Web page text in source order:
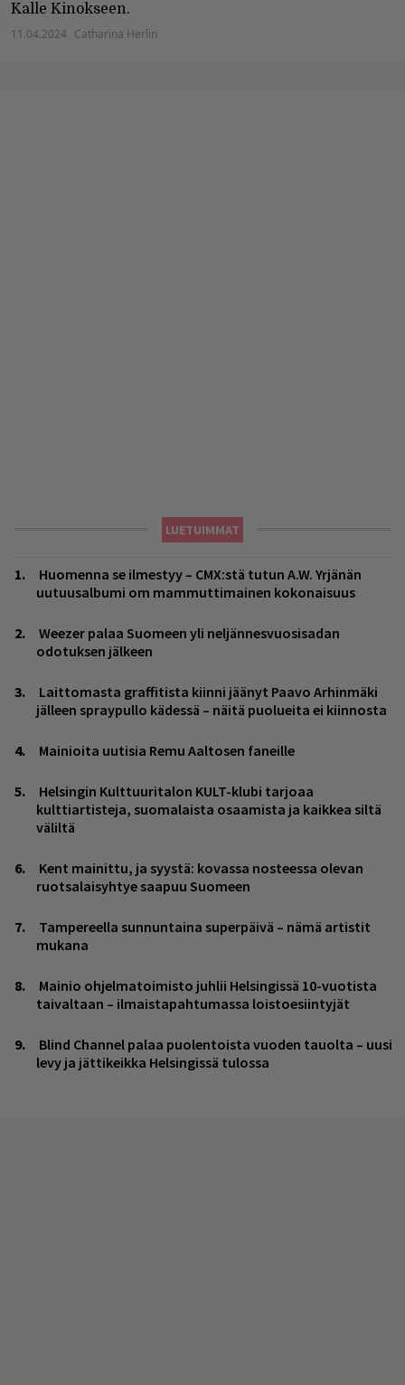
Kalle Kinokseen.
11.04.2024 Catharina Herlin
LUETUIMMAT
Huomenna se ilmestyy – CMX:stä tutun A.W. Yrjänän
uutuusalbumi om mammuttimainen kokonaisuus
Weezer palaa Suomeen yli neljännesvuosisadan
odotuksen jälkeen
Laittomasta graffitista kiinni jäänyt Paavo Arhinmäki
jälleen spraypullo kädessä – näitä puolueita ei kiinnosta
Mainioita uutisia Remu Aaltosen faneille
Helsingin Kulttuuritalon KULT-klubi tarjoaa
kulttiartisteja, suomalaista osaamista ja kaikkea siltä
väliltä
Kent mainittu, ja syystä: kovassa nosteessa olevan
ruotsalaisyhtye saapuu Suomeen
Tampereella sunnuntaina superpäivä – nämä artistit
mukana
Mainio ohjelmatoimisto juhlii Helsingissä 10-vuotista
taivaltaan – ilmaistapahtumassa loistoesiintyjät
Blind Channel palaa puolentoista vuoden tauolta – uusi
levy ja jättikeikka Helsingissä tulossa